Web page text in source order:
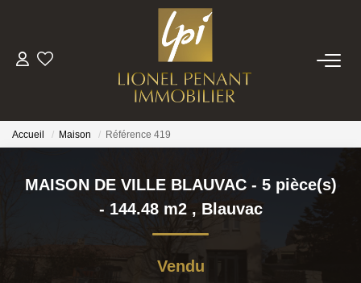
VENTES
PRESTIGE
BIENS VENDUS
NOTRE EQUIPE
Accueil Maison Référence 419
MAISON DE VILLE BLAUVAC - 5 pièce(s)
- 144.48 m2 , Blauvac
Vendu